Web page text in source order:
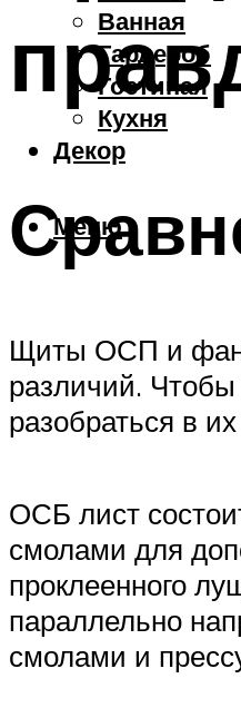
Ванная
Гардероб
Гостиная
Кухня
Декор
Меню
Щиты ОСП и
различий. Чтобы
разобраться в
ОСБ лист
смолами для
проклеенного
параллельно
смолами и